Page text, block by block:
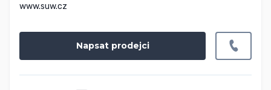
www.suw.cz
Napsat prodejci